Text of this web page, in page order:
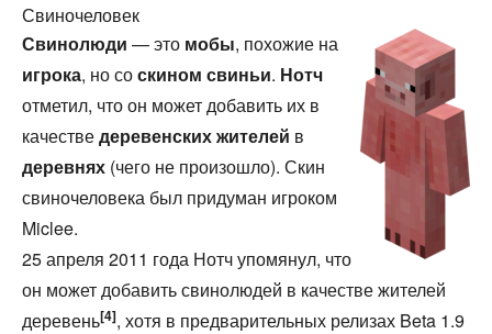
Свиночеловек
Свинолюди — это мобы, похожие на
игрока, но соскином свиньи. Нотч
отметил, что он может добавить их в
качестведеревенских жителей в
деревнях (чего не произошло). Скин
свиночеловека был придуман игроком
Miclee.
25 апреля 2011 года Нотч упомянул, что
он может добавить свинолюдей в качестве жителей
деревень[4], хотя в предварительных релизах Beta 1.9